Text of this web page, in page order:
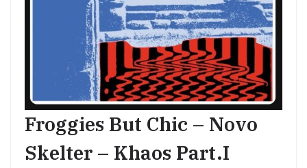
Froggies But Chic – Novo
Skelter – Khaos Part.I